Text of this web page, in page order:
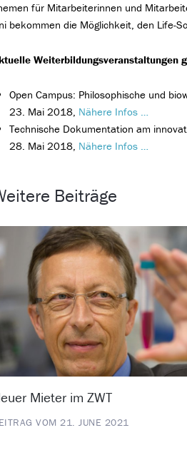
für Mitarbeiterinnen und
bekommen die Möglichkeit, den Life-
Weiterbildungsveranstaltungen
Open Campus: Philosophische und
23. Mai 2018, Nähere Infos …
Technische Dokumentation am
28. Mai 2018, Nähere Infos …
Beiträge
Mieter im ZWT
VOM 21. JUNE 2021